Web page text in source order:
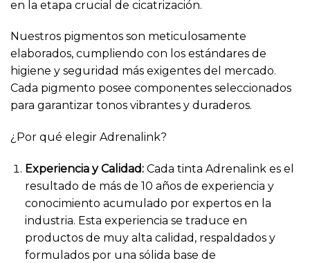
en la etapa crucial de cicatrización.
Nuestros pigmentos son meticulosamente
elaborados, cumpliendo con los estándares de
higiene y seguridad más exigentes del mercado.
Cada pigmento posee componentes seleccionados
para garantizar tonos vibrantes y duraderos.
¿Por qué elegir Adrenalink?
Experiencia y Calidad:Cada tinta Adrenalink es el
resultado de más de 10 años de experiencia y
conocimiento acumulado por expertos en la
industria. Esta experiencia se traduce en
productos de muy alta calidad, respaldados y
formulados por una sólida base de